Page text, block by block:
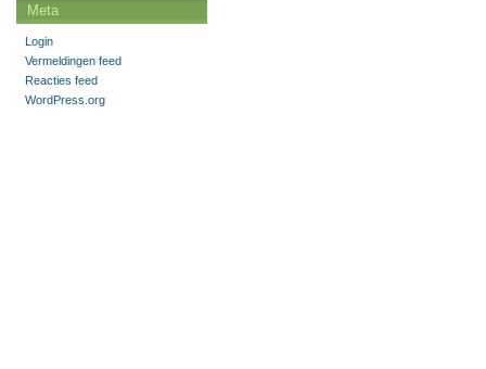
Meta
Login
Vermeldingen feed
Reacties feed
WordPress.org